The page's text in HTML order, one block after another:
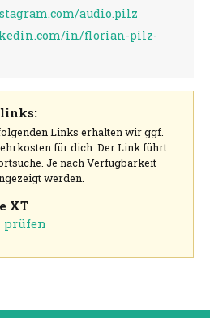
audio.pilz
in/florian-pilz-
Links erhalten wir ggf.
für dich. Der Link führt
Je nach Verfügbarkeit
werden.
XT
prüfen